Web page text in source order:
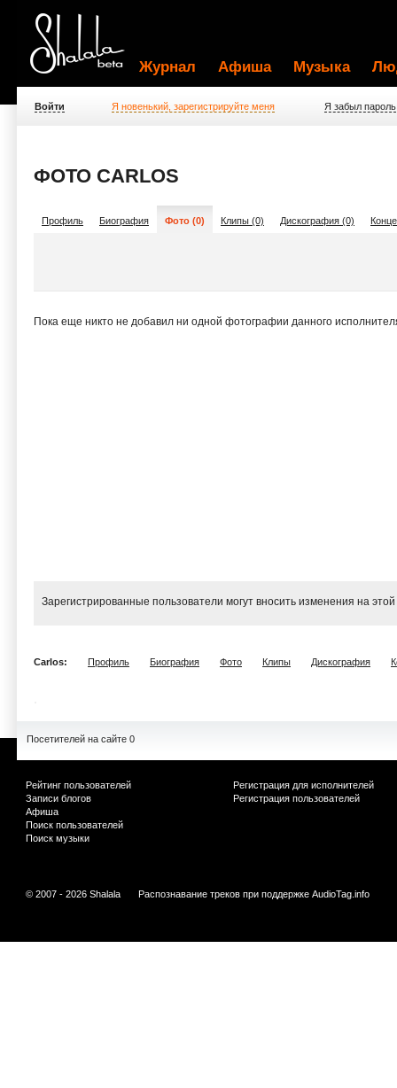
Журнал Афиша Музыка
Войти Я новенький, зарегистрируйте меня Я забыл пароль
ФОТО CARLOS
Профиль Биография Фото (0) Клипы (0) Дискография (0)
Пока еще никто не добавил ни одной фотографии данного
Зарегистрированные пользователи могут вносить изменения на
Carlos: Профиль Биография Фото Клипы Дискография
Посетителей на сайте 0
Рейтинг пользователей
Записи блогов
Афиша
Поиск пользователей
Поиск музыки
Регистрация для исполнителей
Регистрация пользователей
© 2007 - 2026 Shalala Распознавание треков при поддержке AudioTag.info